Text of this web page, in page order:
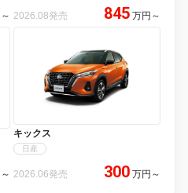
～ 2026.08発売 845 万円 ～
～
キックス
日産
2026.06発売 300 万円 ～